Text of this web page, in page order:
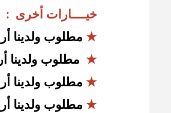
خيــــارات أخرى :
★ مطلوب ولدينا
★ مطلوب ولدينا
★ مطلوب ولدينا
★ مطلوب ولدينا